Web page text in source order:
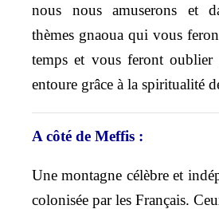
nous nous amuserons et
thèmes gnaoua qui vous
temps et vous feront
entoure grâce à la spiritualité
A côté de Meffis :
Une montagne célèbre et
colonisée par les Français.